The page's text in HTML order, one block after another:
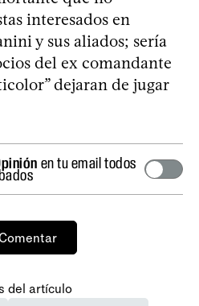
interesados en
y sus aliados; sería
del ex comandante
dejaran de jugar
en tu email todos
del artículo